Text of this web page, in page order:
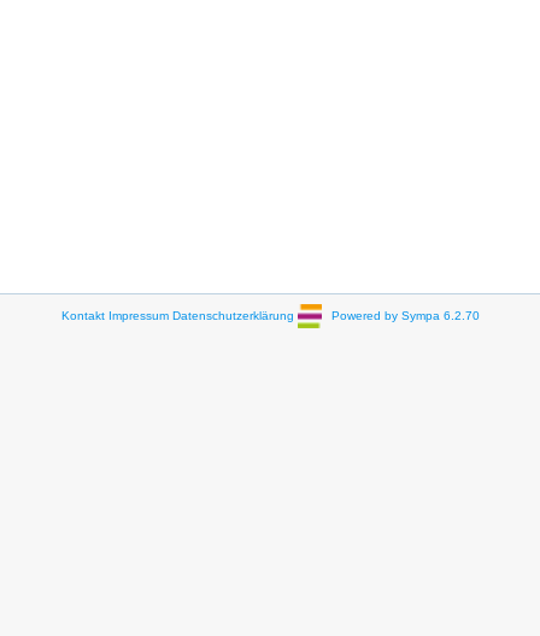
Kontakt Impressum Datenschutzerklärung Powered by Sympa 6.2.70